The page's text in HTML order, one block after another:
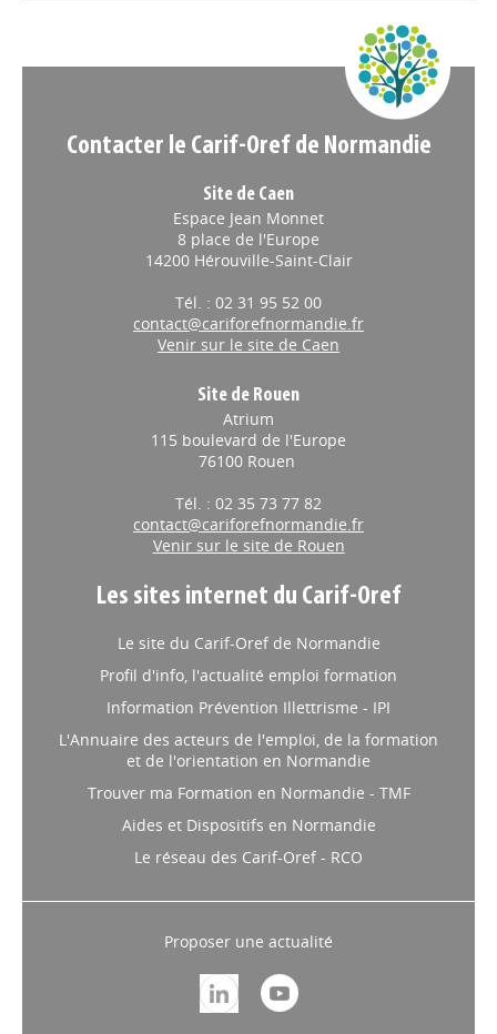
Contacter le Carif-Oref de Normandie
Site de Caen
Espace Jean Monnet
8 place de l'Europe
14200 Hérouville-Saint-Clair
Tél. : 02 31 95 52 00
contact@cariforefnormandie.fr
Venir sur le site de Caen
Site de Rouen
Atrium
115 boulevard de l'Europe
76100 Rouen
Tél. : 02 35 73 77 82
contact@cariforefnormandie.fr
Venir sur le site de Rouen
Les sites internet du Carif-Oref
Le site du Carif-Oref de Normandie
Profil d'info, l'actualité emploi formation
Information Prévention Illettrisme - IPI
L'Annuaire des acteurs de l'emploi, de la formation
et de l'orientation en Normandie
Trouver ma Formation en Normandie - TMF
Aides et Dispositifs en Normandie
Le réseau des Carif-Oref - RCO
Proposer une actualité